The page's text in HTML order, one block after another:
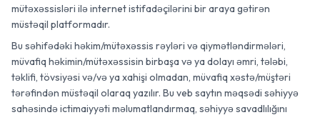
mütəxəssisləri ilə internet istifadəçilərini bir araya gətirən
müstəqil platformadır.
Bu səhifədəki həkim/mütəxəssis rəyləri və qiymətləndirmələri,
müvafiq həkimin/mütəxəssisin birbaşa və ya dolayı əmri, tələbi,
təklifi, tövsiyəsi və/və ya xahişi olmadan, müvafiq xəstə/müştəri
tərəfindən müstəqil olaraq yazılır. Bu veb saytın məqsədi səhiyyə
sahəsində ictimaiyyəti məlumatlandırmaq, səhiyyə savadlılığını